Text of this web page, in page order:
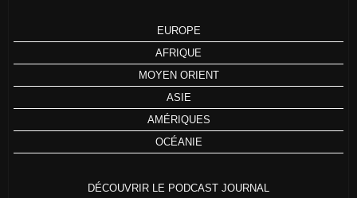
EUROPE
AFRIQUE
MOYEN ORIENT
ASIE
AMÉRIQUES
OCÉANIE
DÉCOUVRIR LE PODCAST JOURNAL